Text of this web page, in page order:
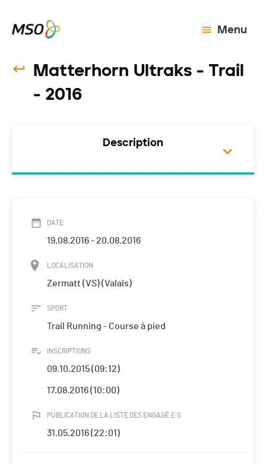
Menu
Matterhorn Ultraks - Trail
- 2016
Description
DATE
19.08.2016 - 20.08.2016
LOCALISATION
Zermatt (VS) (Valais)
SPORT
Trail Running - Course à pied
INSCRIPTIONS
09.10.2015 (09:12)
17.08.2016 (10:00)
PUBLICATION DE LA LISTE DES ENGAGÉ·E·S
31.05.2016 (22:01)